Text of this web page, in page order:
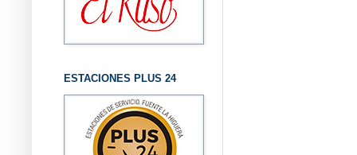
ESTACIONES PLUS 24